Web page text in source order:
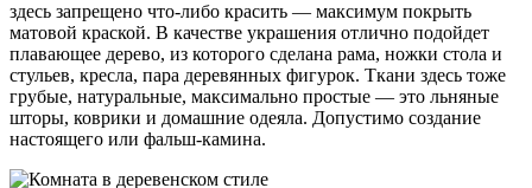
здесь запрещено что-либо красить — максимум покрыть
матовой краской. В качестве украшения отлично подойдет
плавающее дерево, из которого сделана рама, ножки стола и
стульев, кресла, пара деревянных фигурок. Ткани здесь тоже
грубые, натуральные, максимально простые — это льняные
шторы, коврики и домашние одеяла. Допустимо создание
настоящего или фальш-камина.